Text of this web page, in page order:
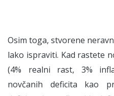
Osim toga, stvorene
lako ispraviti. Kad rastete
(4% realni rast, 3%
novčanih deficita kao